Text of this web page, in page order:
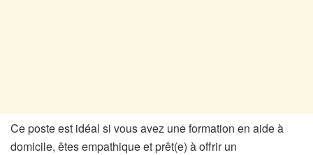
Ce poste est idéal si vous avez une formation en aide à
domicile, êtes empathique et prêt(e) à offrir un